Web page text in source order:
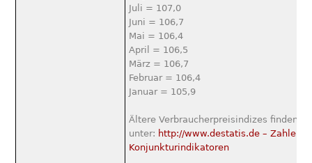
Juli = 107,0
Juni = 106,7
Mai = 106,4
April = 106,5
März = 106,7
Februar = 106,4
Januar = 105,9
Ältere Verbraucherpreisindizes ﬁnden
unter: http://www.destatis.de – Zahlen
Konjunkturindikatoren